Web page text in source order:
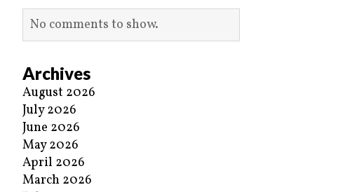
No comments to show.
Archives
August 2026
July 2026
June 2026
May 2026
April 2026
March 2026